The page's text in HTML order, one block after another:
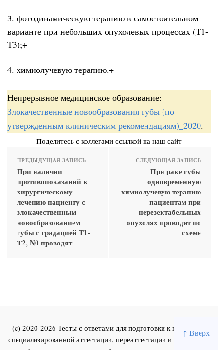
↑ Вверх
3. фотодинамическую терапию в самостоятельном
варианте при небольших опухолевых процессах (Т1-
Т3);+
4. химиолучевую терапию.+
Непрерывное медицинское образование:
Злокачественные новообразования губы (по
утвержденным клиническим рекомендациям)_2020.
Поделитесь с коллегами ссылкой на наш сайт
ПРЕДЫДУЩАЯ ЗАПИСЬ
При наличии
противопоказаний к
хирургическому
лечению пациенту с
злокачественным
новообразованием
губы с градацией Т1-
Т2, N0 проводят
СЛЕДУЮЩАЯ ЗАПИСЬ
При раке губы
одновременную
химиолучевую терапию
пациентам при
нерезектабельных
опухолях проводят по
схеме
(c) 2020-2026 Тесты с ответами для подготовки к первичной
специализированной аттестации, переаттестации и повышения